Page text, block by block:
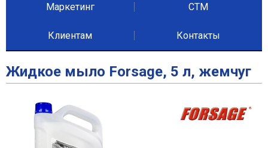
Маркетинг СТМ
Клиентам Контакты
Жидкое мыло Forsage, 5 л, жемчуг